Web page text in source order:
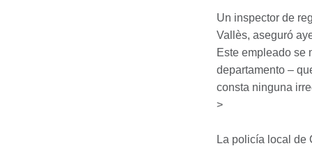
Un inspector de
Vallès, aseguró
Este empleado se
departamento –
consta ninguna
>
La policía local de